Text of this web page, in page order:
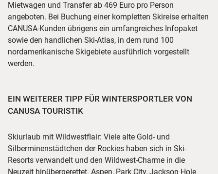
Mietwagen und Transfer ab 469 Euro pro Person
angeboten. Bei Buchung einer kompletten Skireise erhalten
CANUSA-Kunden übrigens ein umfangreiches Infopaket
sowie den handlichen Ski-Atlas, in dem rund 100
nordamerikanische Skigebiete ausführlich vorgestellt
werden.
EIN WEITERER TIPP FÜR WINTERSPORTLER VON
CANUSA TOURISTIK
Skiurlaub mit Wildwestflair: Viele alte Gold- und
Silberminenstädtchen der Rockies haben sich in Ski-
Resorts verwandelt und den Wildwest-Charme in die
Neuzeit hinübergerettet. Aspen, Park City, Jackson Hole